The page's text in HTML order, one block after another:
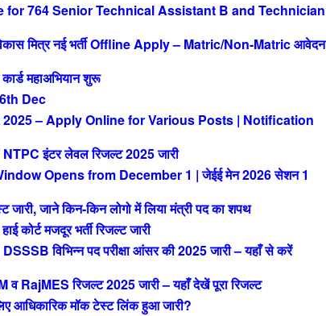
for 764 Senior Technical Assistant B and Technician
मित्र नई भर्ती Offline Apply – Matric/Non-Matric आवेदन
महाअभियान शुरू
Dec
– Apply Online for Various Posts | Notification
इंटर लेवल रिजल्ट 2025 जारी
Opens from December 1 | जेईई मेन 2026 सेशन 1
जाने किन-किन लोगो में लिया मंत्री पद का शपथ
मजदूर भर्ती रिजल्ट जारी
विभिन्न पद परीक्षा आंसर की 2025 जारी – यहाँ से करें
रिजल्ट 2025 जारी – यहाँ देखें पूरा रिजल्ट
मॉक टेस्ट लिंक हुआ जारी?